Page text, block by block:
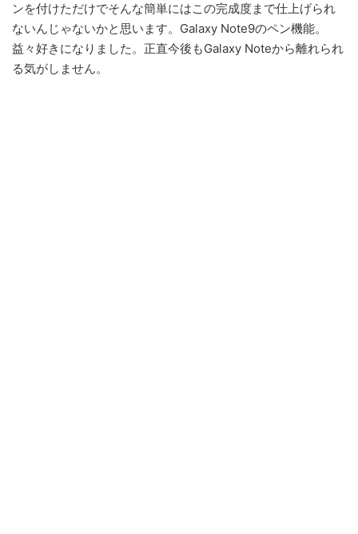
ンを付けただけでそんな簡単にはこの完成度まで仕上げられ
ないんじゃないかと思います。Galaxy Note9のペン機能。
益々好きになりました。正直今後もGalaxy Noteから離れられ
る気がしません。